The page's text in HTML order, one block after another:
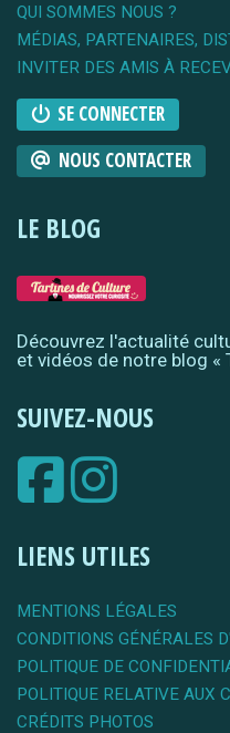
QUI SOMMES NOUS ?
MÉDIAS, PARTENAIRES,
INVITER DES AMIS À
SE CONNECTER
NOUS CONTACTER
LE BLOG
Découvrez l'actualité
et vidéos de notre blog «
SUIVEZ-NOUS
LIENS UTILES
MENTIONS LÉGALES
CONDITIONS GÉNÉRALES
POLITIQUE DE
POLITIQUE RELATIVE AUX
CRÉDITS PHOTOS